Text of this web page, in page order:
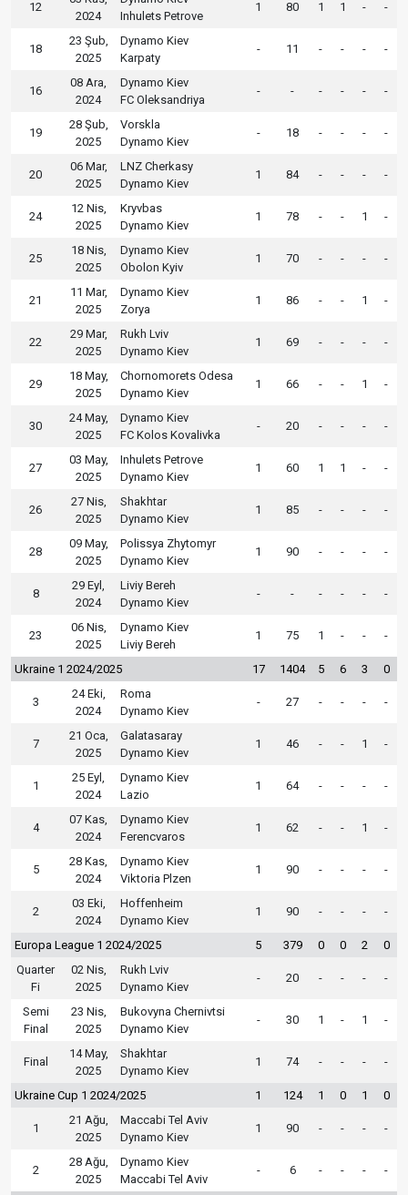
12
2024
Inhulets Petrove
1 80 1 1 - -
18
23 Şub,
2025
Dynamo Kiev
Karpaty
- 11 - - - -
16
08 Ara,
2024
Dynamo Kiev
FC Oleksandriya
- - - - - -
19
28 Şub,
2025
Vorskla
Dynamo Kiev
- 18 - - - -
20
06 Mar,
2025
LNZ Cherkasy
Dynamo Kiev
1 84 - - - -
24
12 Nis,
2025
Kryvbas
Dynamo Kiev
1 78 - - 1 -
25
18 Nis,
2025
Dynamo Kiev
Obolon Kyiv
1 70 - - - -
21
11 Mar,
2025
Dynamo Kiev
Zorya
1 86 - - 1 -
22
29 Mar,
2025
Rukh Lviv
Dynamo Kiev
1 69 - - - -
29
18 May,
2025
Chornomorets Odesa
Dynamo Kiev
1 66 - - 1 -
30
24 May,
2025
Dynamo Kiev
FC Kolos Kovalivka
- 20 - - - -
27
03 May,
2025
Inhulets Petrove
Dynamo Kiev
1 60 1 1 - -
26
27 Nis,
2025
Shakhtar
Dynamo Kiev
1 85 - - - -
28
09 May,
2025
Polissya Zhytomyr
Dynamo Kiev
1 90 - - - -
8
29 Eyl,
2024
Liviy Bereh
Dynamo Kiev
- - - - - -
23
06 Nis,
2025
Dynamo Kiev
Liviy Bereh
1 75 1 - - -
Ukraine 1 2024/2025 17 1404 5 6 3 0
3
24 Eki,
2024
Roma
Dynamo Kiev
- 27 - - - -
7
21 Oca,
2025
Galatasaray
Dynamo Kiev
1 46 - - 1 -
1
25 Eyl,
2024
Dynamo Kiev
Lazio
1 64 - - - -
4
07 Kas,
2024
Dynamo Kiev
Ferencvaros
1 62 - - 1 -
5
28 Kas,
2024
Dynamo Kiev
Viktoria Plzen
1 90 - - - -
2
03 Eki,
2024
Hoffenheim
Dynamo Kiev
1 90 - - - -
Europa League 1 2024/2025 5 379 0 0 2
0
Quarter
Fi
02 Nis,
2025
Rukh Lviv
Dynamo Kiev
- 20 - - - -
Semi
Final
23 Nis,
2025
Bukovyna Chernivtsi
Dynamo Kiev
- 30 1 - 1 -
Final
14 May,
2025
Shakhtar
Dynamo Kiev
1 74 - - - -
Ukraine Cup 1 2024/2025 1 124 1 0 1 0
1
21 Ağu,
2025
Maccabi Tel Aviv
Dynamo Kiev
1 90 - - - -
2
28 Ağu,
2025
Dynamo Kiev
Maccabi Tel Aviv
- 6 - - - -